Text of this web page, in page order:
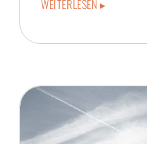
WEITERLESEN ▸